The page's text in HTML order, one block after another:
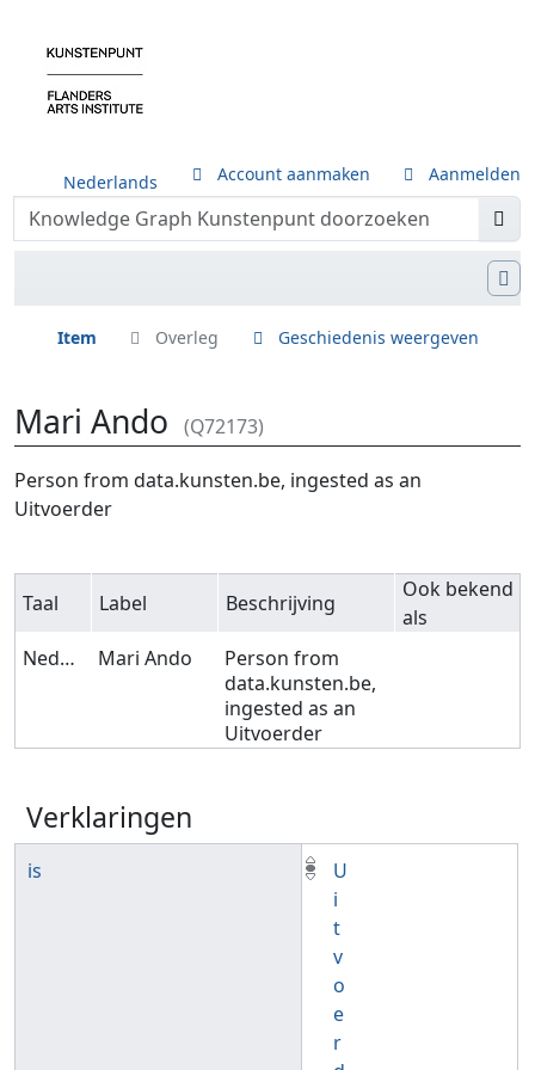
Nederlands Account aanmaken Aanmelden
Item Overleg Geschiedenis weergeven
Mari Ando (Q72173)
Ga naar:navigatie,zoeken
Person from data.kunsten.be, ingested as an
Uitvoerder
Taal Label Beschrijving
Ook bekend
als
Nederlands
Mari Ando
Person from
data.kunsten.be,
ingested as an
Uitvoerder
Verklaringen
is
U
i
t
v
o
e
r